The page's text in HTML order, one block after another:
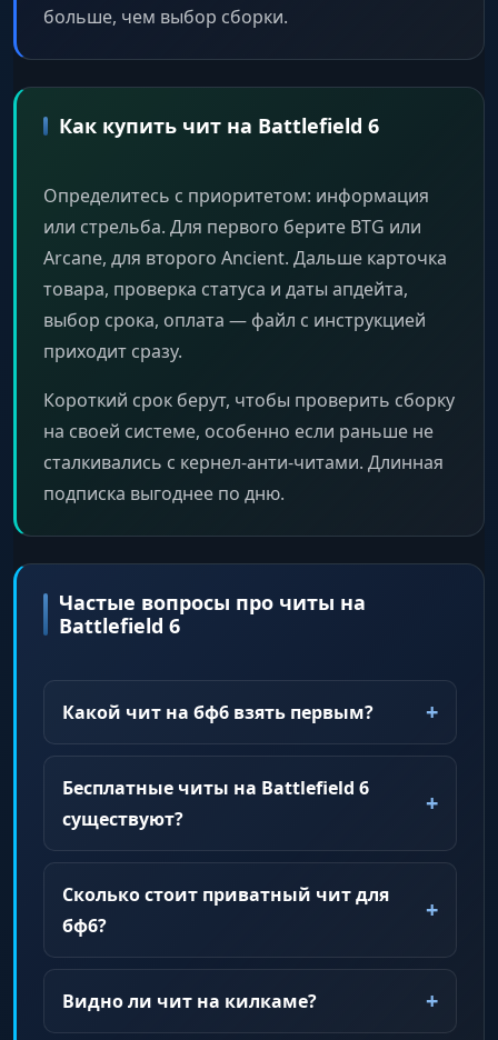
больше, чем выбор сборки.
Как купить чит на Battlefield 6
Определитесь с приоритетом: информация
или стрельба. Для первого берите BTG или
Arcane, для второго Ancient. Дальше карточка
товара, проверка статуса и даты апдейта,
выбор срока, оплата — файл с инструкцией
приходит сразу.
Короткий срок берут, чтобы проверить сборку
на своей системе, особенно если раньше не
сталкивались с кернел-анти-читами. Длинная
подписка выгоднее по дню.
Частые вопросы про читы на
Battlefield 6
Какой чит на бф6 взять первым?
Бесплатные читы на Battlefield 6
существуют?
Сколько стоит приватный чит для
бф6?
Видно ли чит на килкаме?